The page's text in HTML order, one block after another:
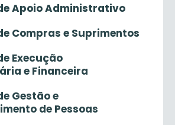
Apoio Administrativo
Compras e Suprimentos
Execução
e Financeira
Gestão e
de Pessoas